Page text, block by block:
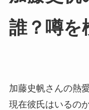
誰？噂を
加藤史帆さんの熱
現在彼氏はいるの